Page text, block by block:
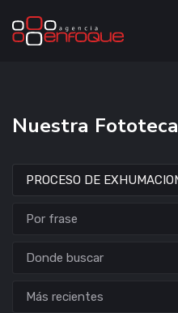
Nuestra Fototeca
Donde buscar